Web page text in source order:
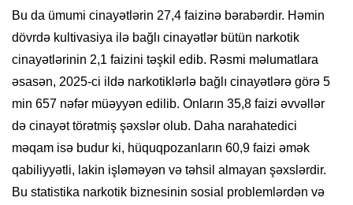
Bu da ümumi cinayətlərin 27,4 faizinə bərabərdir. Həmin
dövrdə kultivasiya ilə bağlı cinayətlər bütün narkotik
cinayətlərinin 2,1 faizini təşkil edib. Rəsmi məlumatlara
əsasən, 2025-ci ildə narkotiklərlə bağlı cinayətlərə görə 5
min 657 nəfər müəyyən edilib. Onların 35,8 faizi əvvəllər
də cinayət törətmiş şəxslər olub. Daha narahatedici
məqam isə budur ki, hüquqpozanların 60,9 faizi əmək
qabiliyyətli, lakin işləməyən və təhsil almayan şəxslərdir.
Bu statistika narkotik biznesinin sosial problemlərdən və